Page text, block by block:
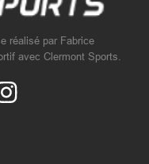
réalisé par Fabrice
avec Clermont Sports.